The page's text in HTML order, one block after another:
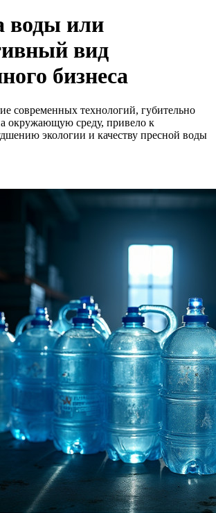
воды или
вид
бизнеса
современных технологий, губительно
окружающую среду, привело к
экологии и качеству пресной воды